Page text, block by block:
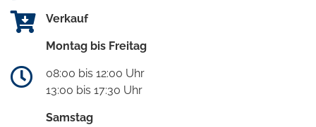
Verkauf
Montag bis Freitag
08:00 bis 12:00 Uhr
13:00 bis 17:30 Uhr
Samstag